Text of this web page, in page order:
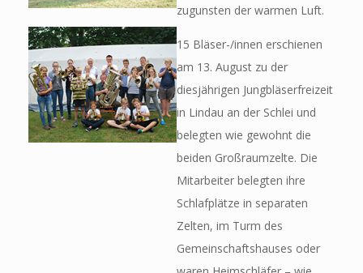
zugunsten der warmen Luft.
15 Bläser-/innen erschienen
am 13. August zu der
diesjährigen Jungbläserfreizeit
in Lindau an der Schlei und
belegten wie gewohnt die
beiden Großraumzelte. Die
Mitarbeiter belegten ihre
Schlafplätze in separaten
Zelten, im Turm des
Gemeinschaftshauses oder